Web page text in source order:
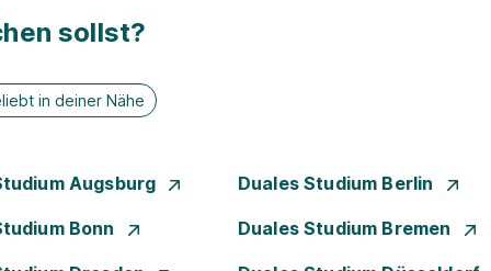
sollst?
in deiner Nähe
Augsburg Duales Studium Berlin
Bonn Duales Studium Bremen